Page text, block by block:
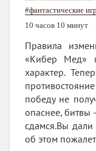
#фантастические
10 часов 10 минут
Правила
«Кибер Мед»
характер.
победу не
опаснее, битвы
сдамся.Вы
об этом